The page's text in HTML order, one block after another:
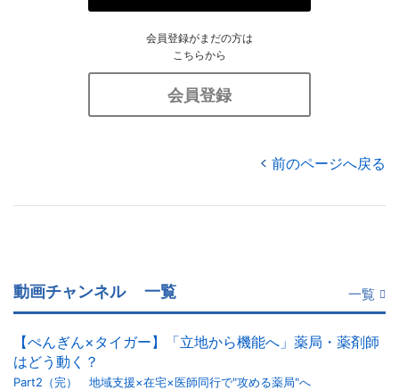
会員登録がまだの方は
こちらから
会員登録
前のページへ戻る
動画チャンネル 一覧 一覧
【ぺんぎん×タイガー】「立地から機能へ」薬局・薬剤師
はどう動く？
Part2（完） 地域支援×在宅×医師同行で"攻める薬局"へ